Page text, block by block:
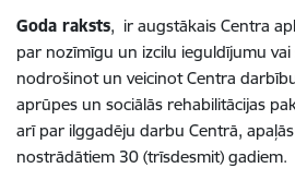
Goda raksts, ir augstākais Centra
par nozīmīgu un izcilu ieguldījumu
nodrošinot un veicinot Centra
aprūpes un sociālās rehabilitācijas
arī par ilggadēju darbu Centrā,
nostrādātiem 30 (trīsdesmit) gadiem.